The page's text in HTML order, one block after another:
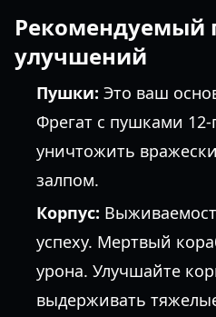
Рекомендуемый
улучшений
Пушки: Это ваш
Фрегат с пушками
уничтожить
залпом.
Корпус:
успеху. Мертвый
урона. Улучшайте
выдерживать